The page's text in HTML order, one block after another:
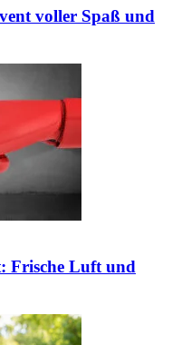
voller Spaß und
Frische Luft und